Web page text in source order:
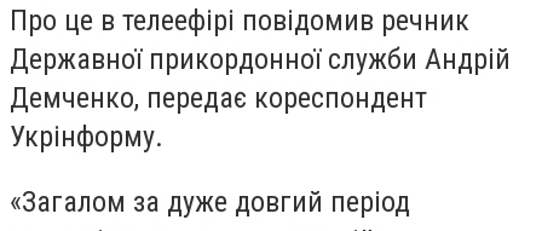
Про це в телеефірі повідомив речник
Державної прикордонної служби Андрій
Демченко, передає кореспондент
Укрінформу.
«Загалом за дуже довгий період